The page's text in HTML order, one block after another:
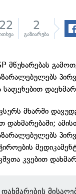
2
გაზიარება
მწუხარებას
საფენებით
მხარში
დახმარებაში;
კვებით
დახმარების